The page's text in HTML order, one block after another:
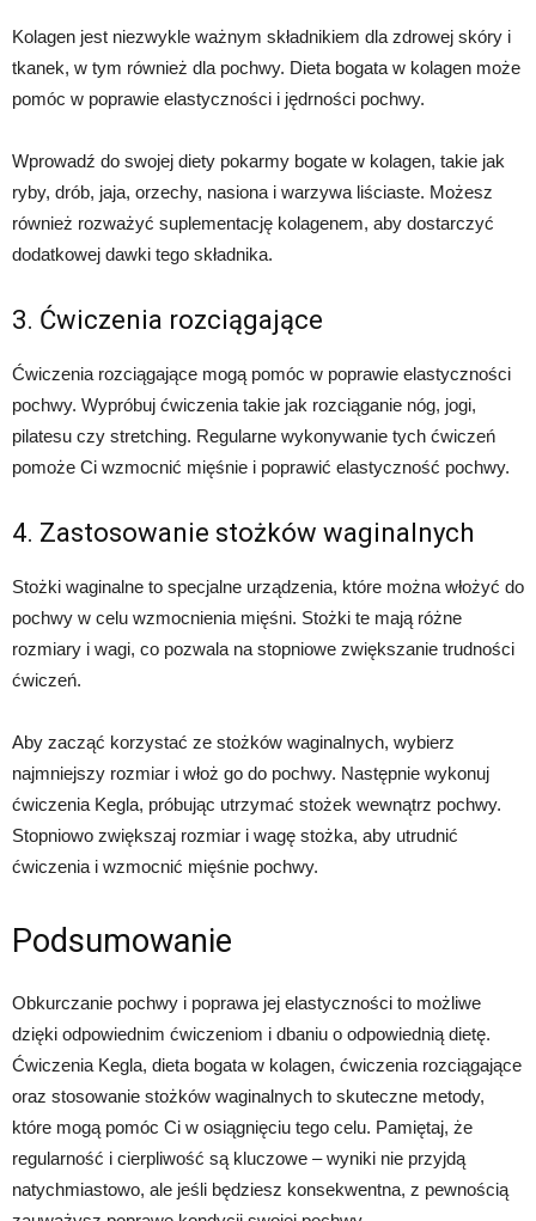
Kolagen jest niezwykle ważnym składnikiem dla zdrowej skóry i
tkanek, w tym również dla pochwy. Dieta bogata w kolagen może
pomóc w poprawie elastyczności i jędrności pochwy.
Wprowadź do swojej diety pokarmy bogate w kolagen, takie jak
ryby, drób, jaja, orzechy, nasiona i warzywa liściaste. Możesz
również rozważyć suplementację kolagenem, aby dostarczyć
dodatkowej dawki tego składnika.
3. Ćwiczenia rozciągające
Ćwiczenia rozciągające mogą pomóc w poprawie elastyczności
pochwy. Wypróbuj ćwiczenia takie jak rozciąganie nóg, jogi,
pilatesu czy stretching. Regularne wykonywanie tych ćwiczeń
pomoże Ci wzmocnić mięśnie i poprawić elastyczność pochwy.
4. Zastosowanie stożków waginalnych
Stożki waginalne to specjalne urządzenia, które można włożyć do
pochwy w celu wzmocnienia mięśni. Stożki te mają różne
rozmiary i wagi, co pozwala na stopniowe zwiększanie trudności
ćwiczeń.
Aby zacząć korzystać ze stożków waginalnych, wybierz
najmniejszy rozmiar i włoż go do pochwy. Następnie wykonuj
ćwiczenia Kegla, próbując utrzymać stożek wewnątrz pochwy.
Stopniowo zwiększaj rozmiar i wagę stożka, aby utrudnić
ćwiczenia i wzmocnić mięśnie pochwy.
Podsumowanie
Obkurczanie pochwy i poprawa jej elastyczności to możliwe
dzięki odpowiednim ćwiczeniom i dbaniu o odpowiednią dietę.
Ćwiczenia Kegla, dieta bogata w kolagen, ćwiczenia rozciągające
oraz stosowanie stożków waginalnych to skuteczne metody,
które mogą pomóc Ci w osiągnięciu tego celu. Pamiętaj, że
regularność i cierpliwość są kluczowe – wyniki nie przyjdą
natychmiastowo, ale jeśli będziesz konsekwentna, z pewnością